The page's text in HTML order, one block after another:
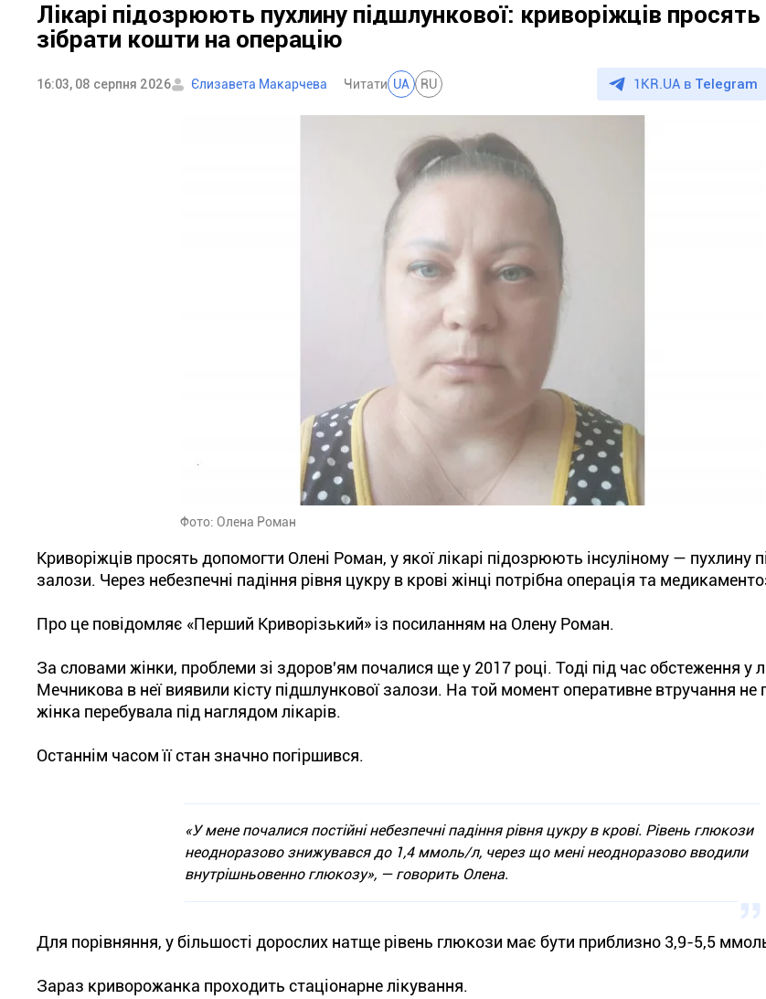
Лікарі підозрюють пухлину підшлункової: криворіжців
зібрати кошти на операцію
16:03, 08 серпня 2026 Єлизавета Макарчева Читати UA RU 1KR.UA в Telegram
Фото: Олена Роман
Криворіжців просять допомогти Олені Роман, у якої лікарі підозрюють інсуліному — пухлину
залози. Через небезпечні падіння рівня цукру в крові жінці потрібна операція та
Про це повідомляє «Перший Криворізький» із посиланням на Олену Роман.
За словами жінки, проблеми зі здоров'ям почалися ще у 2017 році. Тоді під час обстеження у
Мечникова в неї виявили кісту підшлункової залози. На той момент оперативне втручання
жінка перебувала під наглядом лікарів.
Останнім часом її стан значно погіршився.
«У мене почалися постійні небезпечні падіння рівня цукру в крові. Рівень глюкози
неодноразово знижувався до 1,4 ммоль/л, через що мені неодноразово вводили
внутрішньовенно глюкозу», — говорить Олена.
Для порівняння, у більшості дорослих натще рівень глюкози має бути приблизно 3,9-5,5
Зараз криворожанка проходить стаціонарне лікування.